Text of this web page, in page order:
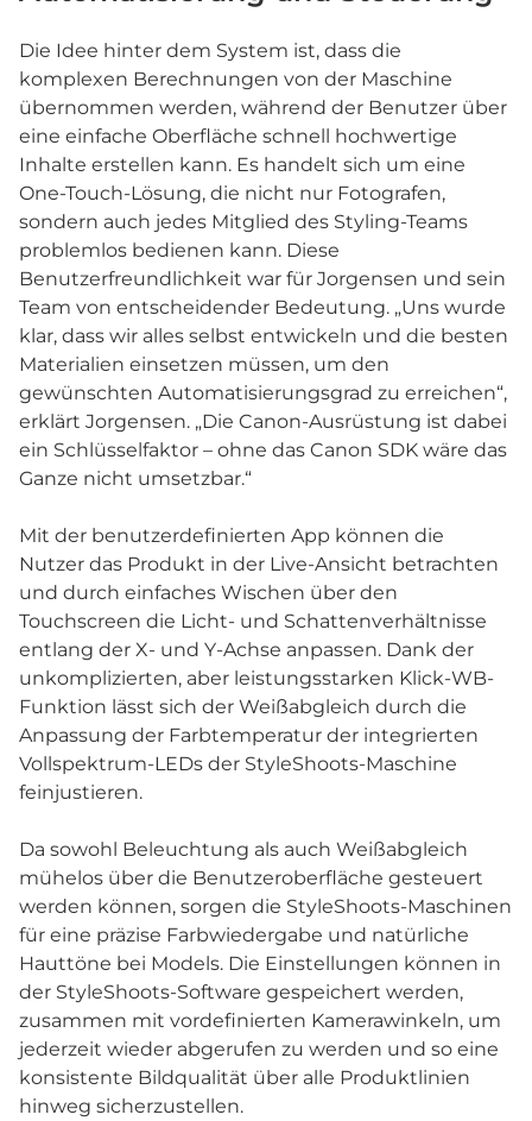
Die Idee hinter dem System ist, dass die
komplexen Berechnungen von der Maschine
übernommen werden, während der Benutzer über
eine einfache Oberfläche schnell hochwertige
Inhalte erstellen kann. Es handelt sich um eine
One-Touch-Lösung, die nicht nur Fotografen,
sondern auch jedes Mitglied des Styling-Teams
problemlos bedienen kann. Diese
Benutzerfreundlichkeit war für Jorgensen und sein
Team von entscheidender Bedeutung. „Uns wurde
klar, dass wir alles selbst entwickeln und die besten
Materialien einsetzen müssen, um den
gewünschten Automatisierungsgrad zu erreichen“,
erklärt Jorgensen. „Die Canon-Ausrüstung ist dabei
ein Schlüsselfaktor – ohne das Canon SDK wäre das
Ganze nicht umsetzbar.“
Mit der benutzerdefinierten App können die
Nutzer das Produkt in der Live-Ansicht betrachten
und durch einfaches Wischen über den
Touchscreen die Licht- und Schattenverhältnisse
entlang der X- und Y-Achse anpassen. Dank der
unkomplizierten, aber leistungsstarken Klick-WB-
Funktion lässt sich der Weißabgleich durch die
Anpassung der Farbtemperatur der integrierten
Vollspektrum-LEDs der StyleShoots-Maschine
feinjustieren.
Da sowohl Beleuchtung als auch Weißabgleich
mühelos über die Benutzeroberfläche gesteuert
werden können, sorgen die StyleShoots-Maschinen
für eine präzise Farbwiedergabe und natürliche
Hauttöne bei Models. Die Einstellungen können in
der StyleShoots-Software gespeichert werden,
zusammen mit vordefinierten Kamerawinkeln, um
jederzeit wieder abgerufen zu werden und so eine
konsistente Bildqualität über alle Produktlinien
hinweg sicherzustellen.